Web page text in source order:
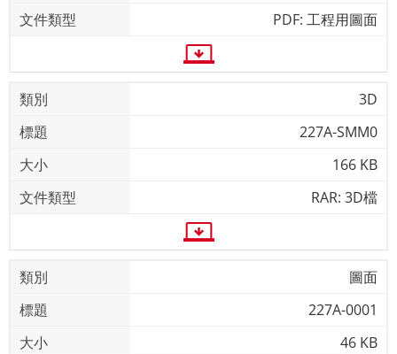
PDF: 工程用圖面
3D
227A-SMM0
166 KB
RAR: 3D檔
圖面
227A-0001
46 KB